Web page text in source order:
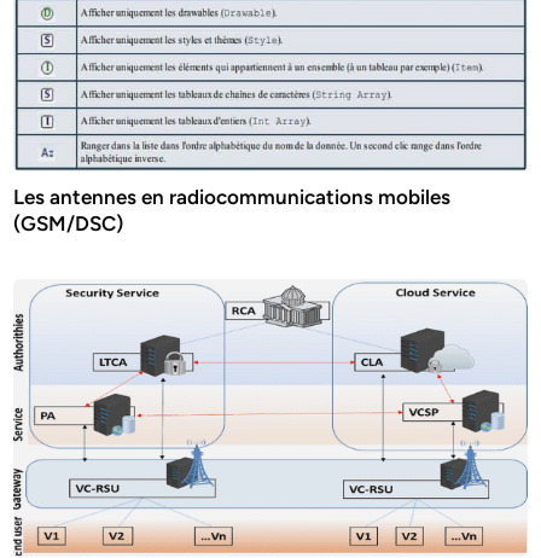
Les antennes en radiocommunications mobiles
(GSM/DSC)